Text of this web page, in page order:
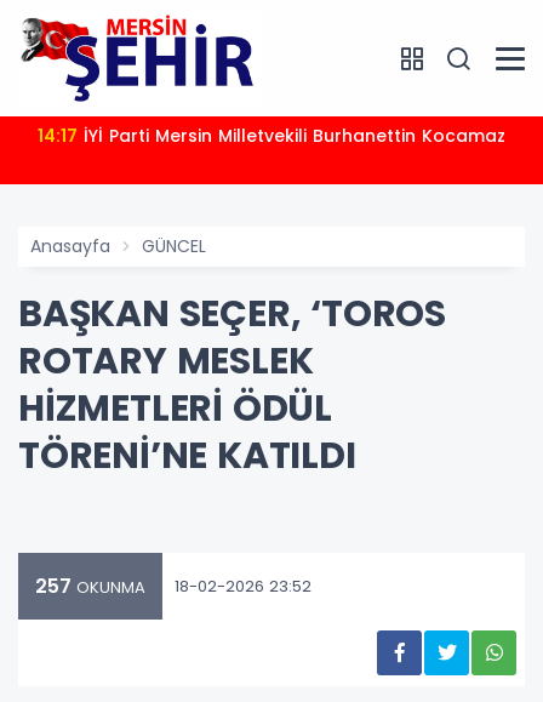
14:17 İYİ Parti Mersin Milletvekili Burhanettin Kocamaz
Anasayfa GÜNCEL
BAŞKAN SEÇER, ‘TOROS
ROTARY MESLEK
HİZMETLERİ ÖDÜL
TÖRENİ’NE KATILDI
257 OKUNMA 18-02-2026 23:52